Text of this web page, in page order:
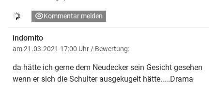
Kommentar melden
indomito
am 21.03.2021 17:00 Uhr / Bewertung:
da hätte ich gerne dem Neudecker sein Gesicht gesehen
wenn er sich die Schulter ausgekugelt hätte.....Drama